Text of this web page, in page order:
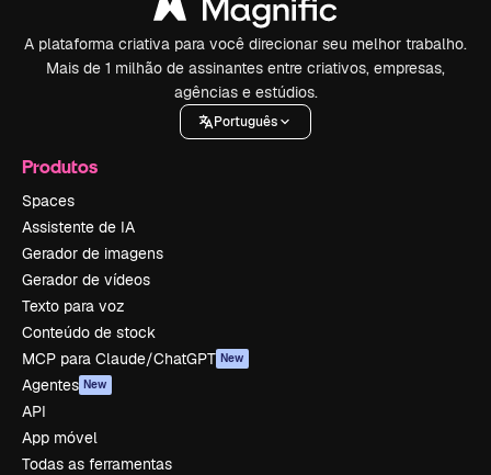
A plataforma criativa para você direcionar seu melhor trabalho.
Mais de 1 milhão de assinantes entre criativos, empresas,
agências e estúdios.
Português
Produtos
Spaces
Assistente de IA
Gerador de imagens
Gerador de vídeos
Texto para voz
Conteúdo de stock
MCP para Claude/ChatGPT New
Agentes New
API
App móvel
Todas as ferramentas